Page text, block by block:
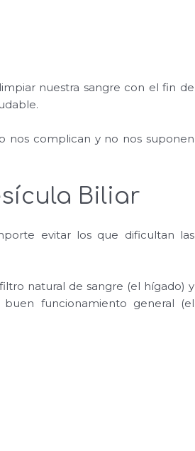
nuestra sangre con el fin de
nos complican y no nos suponen
Biliar
evitar los que dificultan las
natural de sangre (el hígado) y
funcionamiento general (el